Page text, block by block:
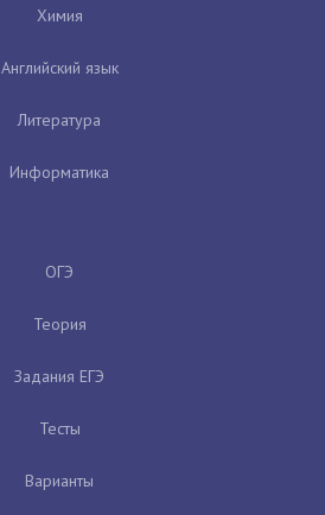
Химия
Английский язык
Литература
Информатика
ОГЭ
Теория
Задания ЕГЭ
Тесты
Варианты